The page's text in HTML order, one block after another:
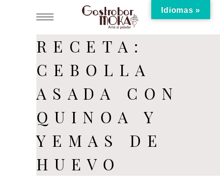
RECETA:
CEBOLLA
ASADA CON
QUINOA Y
YEMAS DE
HUEVO
Idiomas »